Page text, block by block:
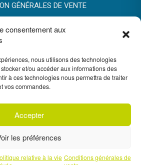
consentement aux
nous utilisons des technologies
et/ou accéder aux informations des
à ces technologies nous permettra de traiter
vos commandes.
Accepter
les préférences
relative à la vie Conditions générales de
GÉNÉRALES DE VENTE
DU DOSSIER PAR FLOA. SA AU
FAURE 33300 BORDEAUX,
SOUS LE N°07028160. SOUMISE AU
DE CONTRÔLE PRUDENTIEL ET DE
DE BUDAPEST CS 92459, 75436 PARIS.
LÉGAL DE RÉTRACTATION. VOIR